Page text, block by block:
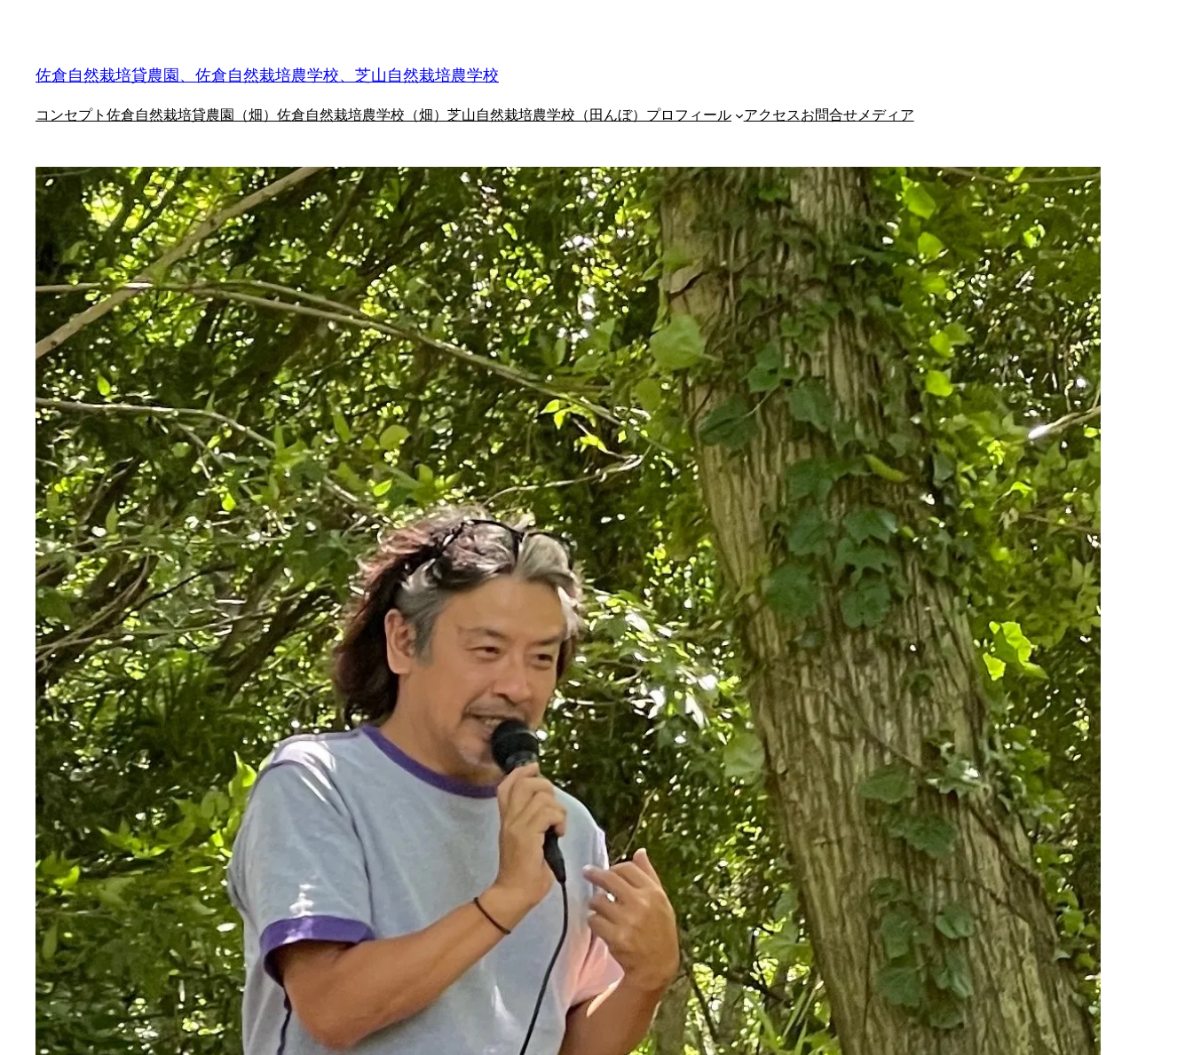
佐倉自然栽培貸農園、佐倉自然栽培農学校、芝山自然栽培農学校
コンセプト 佐倉自然栽培貸農園（畑） 佐倉自然栽培農学校（畑） 芝山自然栽培農学校（田んぼ） プロフィール アクセスお問合せメディア